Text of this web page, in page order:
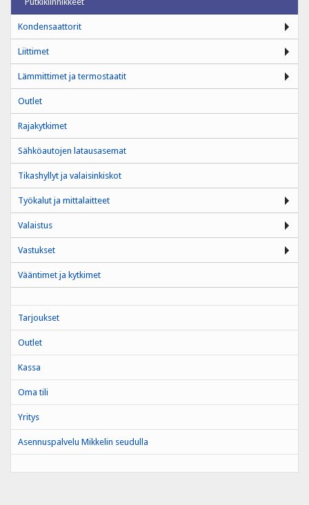
Kondensaattorit
Liittimet
Lämmittimet ja termostaatit
Outlet
Rajakytkimet
Sähköautojen latausasemat
Tikashyllyt ja valaisinkiskot
Työkalut ja mittalaitteet
Valaistus
Vastukset
Vääntimet ja kytkimet
Tarjoukset
Outlet
Kassa
Oma tili
Yritys
Asennuspalvelu Mikkelin seudulla